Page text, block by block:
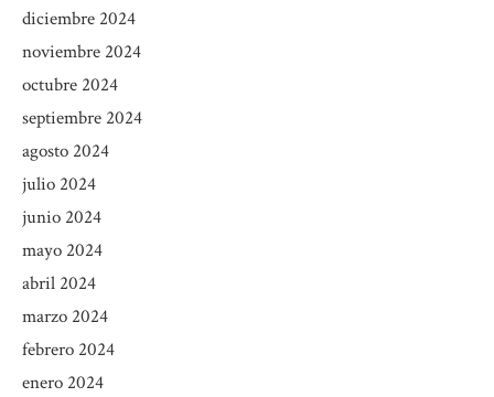
diciembre 2024
noviembre 2024
octubre 2024
septiembre 2024
agosto 2024
julio 2024
junio 2024
mayo 2024
abril 2024
marzo 2024
febrero 2024
enero 2024